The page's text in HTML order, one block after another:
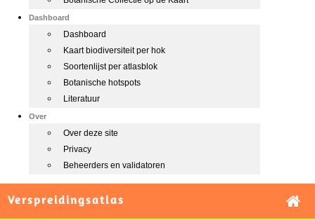
Dashboard
Dashboard
Kaart biodiversiteit per hok
Soortenlijst per atlasblok
Botanische hotspots
Literatuur
Over
Over deze site
Privacy
Beheerders en validatoren
Verspreidingsatlas